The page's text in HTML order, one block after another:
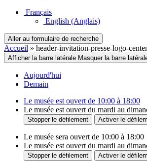
Français
English (Anglais)
Aller au formulaire de recherche
Accueil » header-invitation-presse-logo-
Afficher la barre latérale Masquer la barre
Aujourd'hui
Demain
Le musée est ouvert de 10:00 à 18:00
Le musée est ouvert du mardi au
Stopper le défilement Activer le
Le musée sera ouvert de 10:00 à 18:00
Le musée est ouvert du mardi au
Stopper le défilement Activer le